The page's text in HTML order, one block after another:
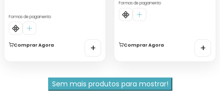
Formas de pagamento
Comprar Agora +
Formas de pagamento
Comprar Agora +
Sem mais produtos para mostrar!